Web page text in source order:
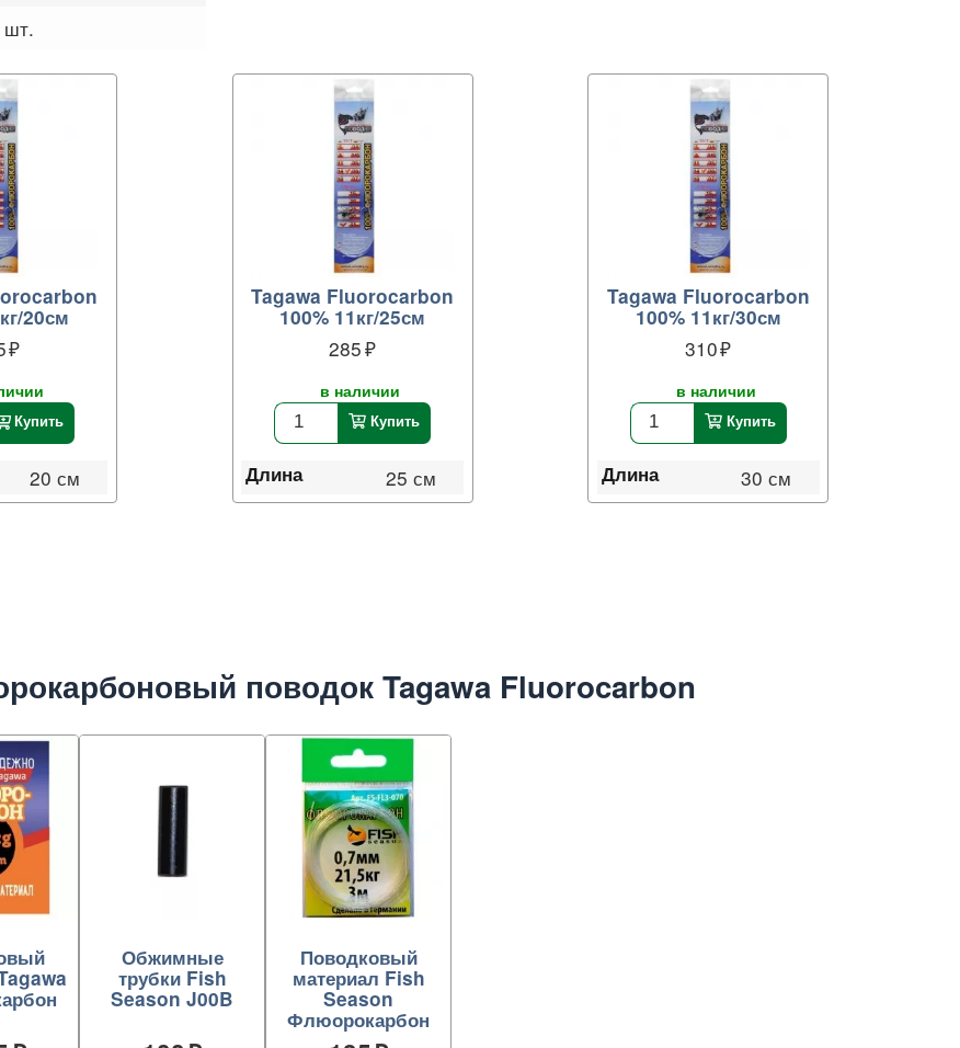
20см
Купить
20 см
Tagawa Fluorocarbon
100% 11кг/25см
285
в наличии
Купить
Длина 25 см
Tagawa Fluorocarbon
100% 11кг/30см
310
в наличии
Купить
Длина 30 см
поводок Tagawa Fluorocarbon
Обжимные
трубки Fish
Season J00B
Поводковый
материал Fish
Season
Флюорокарбон